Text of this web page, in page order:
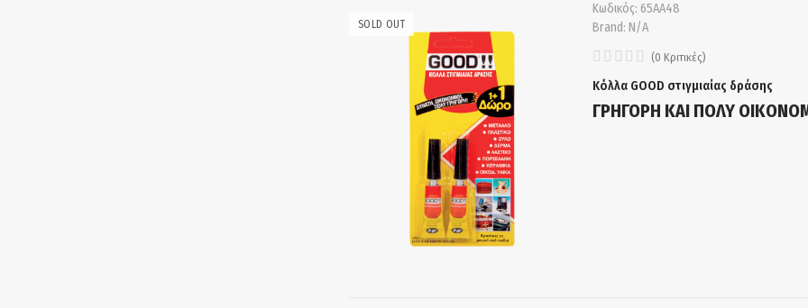
SOLD OUT
Κωδικός: 65ΑΑ48
Brand: N/A
(0 Κριτικές)
Κόλλα GOOD στιγμιαίας δράσης
ΓΡΗΓΟΡΗ ΚΑΙ ΠΟΛΥ